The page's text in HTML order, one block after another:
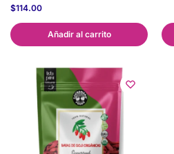
$114.00
Añadir al carrito